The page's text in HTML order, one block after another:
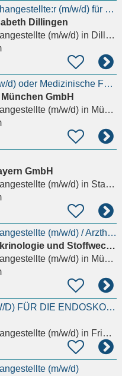
Medizinische:r Fachangestellte:r (m/w/d) für den Dienst auf Station
Dillingen
(m/w/d)in Dillingen an der Donau
Pflegefachkraft (m/w/d) oder Medizinische Fachangestellte (m/w/d) - HKL
GmbH
(m/w/d)in München, Neuhausen
GmbH
(m/w/d)in Starnberg
Medizinische Fachangestellte (m/w/d) / Arzthelfer/-in (m/w/d) für Privatpraxis gesucht!
Zentrum für Endokrinologie und Stoffwechsel
(m/w/d)in München
FACHKRAFT (M/W/D) FÜR DIE ENDOSKOPIE
(m/w/d)in Friedberg
(m/w/d)